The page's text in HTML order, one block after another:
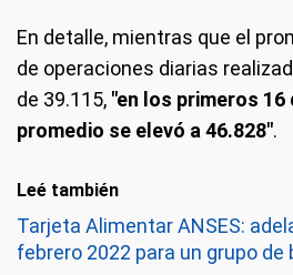
En detalle, mientras que el
de operaciones diarias
de 39.115, "en los primeros
promedio se elevó a 46.828".
Leé también
Tarjeta Alimentar ANSES:
febrero 2022 para un grupo de